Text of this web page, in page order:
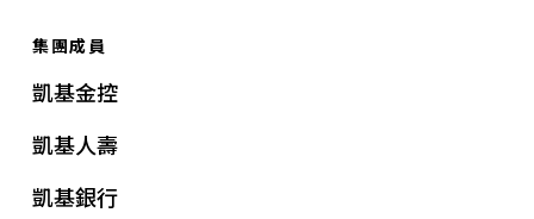
集團成員
凱基金控
凱基人壽
凱基銀行